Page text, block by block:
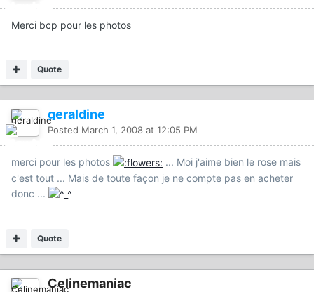
Merci bcp pour les photos
Quote
geraldine
Posted March 1, 2008 at 12:05 PM
merci pour les photos
... Moi j'aime bien le rose mais
c'est tout ... Mais de toute façon je ne compte pas en acheter
donc ...
Quote
Celinemaniac